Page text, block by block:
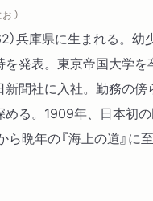
）
）兵庫県に生まれる。
発表。東京帝国大学を
聞社に入社。勤務の傍
る。1909年、日本初の
ら晩年の『海上の道』に